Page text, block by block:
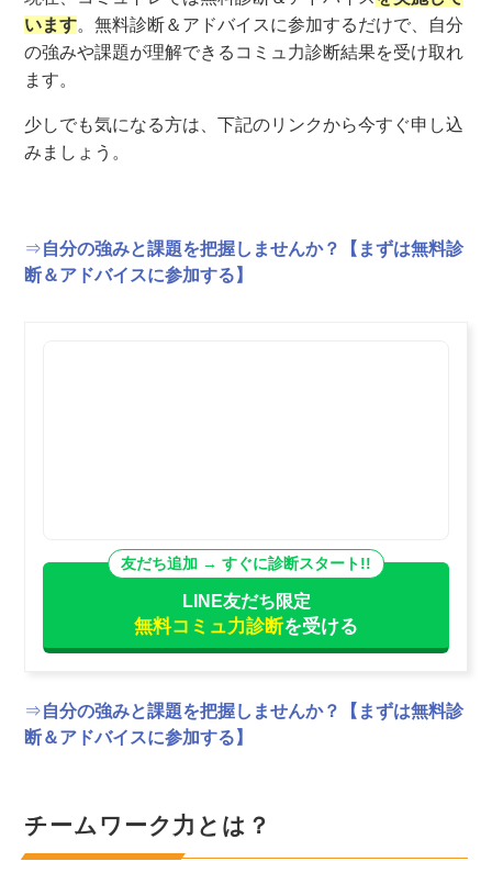
います。無料診断＆アドバイスに参加するだけで、自分
の強みや課題が理解できるコミュ力診断結果を受け取れ
ます。
少しでも気になる方は、下記のリンクから今すぐ申し込
みましょう。
⇒自分の強みと課題を把握しませんか？【まずは無料診
断＆アドバイスに参加する】
LINE友だち限定
無料コミュ力診断を受ける
⇒自分の強みと課題を把握しませんか？【まずは無料診
断＆アドバイスに参加する】
チームワーク力とは？